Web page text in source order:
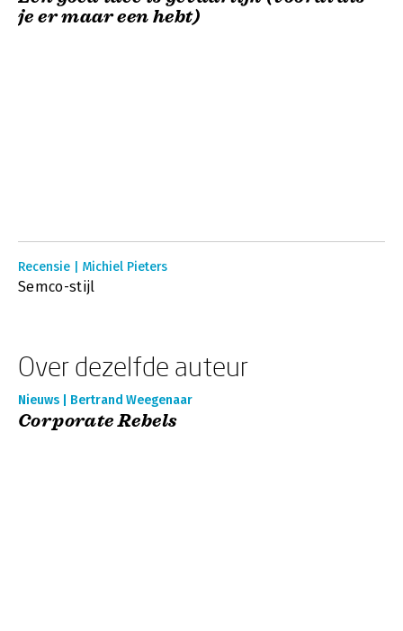
je er maar een hebt)
Recensie | Michiel Pieters
Semco-stijl
Over dezelfde auteur
Nieuws | Bertrand Weegenaar
Corporate Rebels